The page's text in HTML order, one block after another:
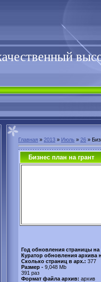
Главная » 2013 » Июль » 26 »
Бизнес план на грант
Год обновления страницы на
Куратор обновления архива
Сколько страниц в арх.: 377
Размер - 9,048 Mb
391 раз
Формат файла архив: архив